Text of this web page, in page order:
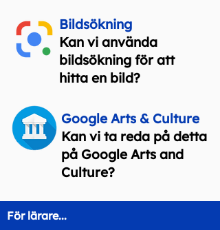
Bildsökning
Kan vi använda
bildsökning för att
hitta en bild?
Google Arts & Culture
Kan vi ta reda på detta
på Google Arts and
Culture?
För lärare...